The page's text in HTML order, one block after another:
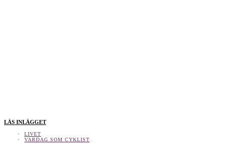
LÄS INLÄGGET
LIVET
VARDAG SOM CYKLIST